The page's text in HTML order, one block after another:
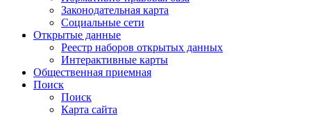
Законодательная карта
Социальные сети
Открытые данные
Реестр наборов открытых данных
Интерактивные карты
Общественная приемная
Поиск
Поиск
Карта сайта